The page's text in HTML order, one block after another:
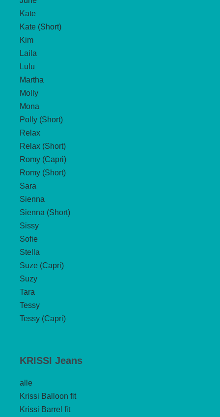
Kate
Kate (Short)
Kim
Laila
Lulu
Martha
Molly
Mona
Polly (Short)
Relax
Relax (Short)
Romy (Capri)
Romy (Short)
Sara
Sienna
Sienna (Short)
Sissy
Sofie
Stella
Suze (Capri)
Suzy
Tara
Tessy
Tessy (Capri)
KRISSI Jeans
alle
Krissi Balloon fit
Krissi Barrel fit